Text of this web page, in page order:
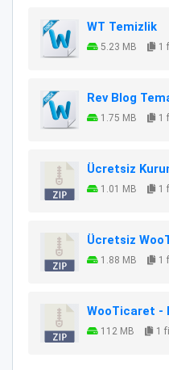
WT Temizlik
5.23 MB 1
Rev Blog
1.75 MB 1
Ücretsiz
1.01 MB 1
Ücretsiz
1.88 MB 1
WooTicaret -
112 MB 1